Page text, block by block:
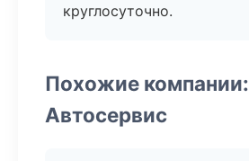
круглосуточно.
Похожие компании:
Автосервис